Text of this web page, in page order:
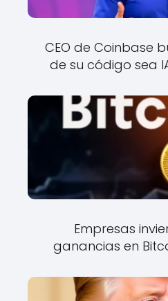
CEO de Coinbase
de su código sea
Empresas
ganancias en